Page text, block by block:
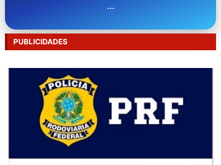
...
PUBLICIDADES